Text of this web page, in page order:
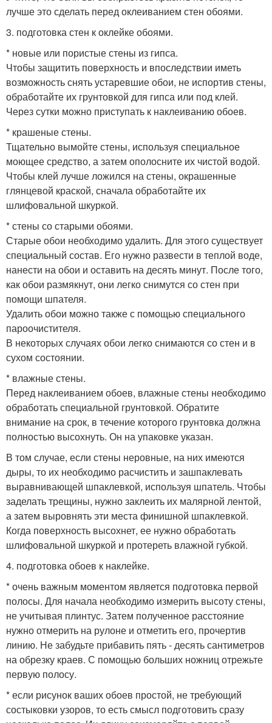
лучше это сделать перед оклеиванием стен обоями.
3. подготовка стен к оклейке обоями.
* новые или пористые стены из гипса.
Чтобы защитить поверхность и впоследствии иметь
возможность снять устаревшие обои, не испортив стены,
обработайте их грунтовкой для гипса или под клей.
Через сутки можно приступать к наклеиванию обоев.
* крашеные стены.
Тщательно вымойте стены, используя специальное
моющее средство, а затем ополосните их чистой водой.
Чтобы клей лучше ложился на стены, окрашенные
глянцевой краской, сначала обработайте их
шлифовальной шкуркой.
* стены со старыми обоями.
Старые обои необходимо удалить. Для этого существует
специальный состав. Его нужно развести в теплой воде,
нанести на обои и оставить на десять минут. После того,
как обои размякнут, они легко снимутся со стен при
помощи шпателя.
Удалить обои можно также с помощью специального
пароочистителя.
В некоторых случаях обои легко снимаются со стен и в
сухом состоянии.
* влажные стены.
Перед наклеиванием обоев, влажные стены необходимо
обработать специальной грунтовкой. Обратите
внимание на срок, в течение которого грунтовка должна
полностью высохнуть. Он на упаковке указан.
В том случае, если стены неровные, на них имеются
дыры, то их необходимо расчистить и зашпаклевать
выравнивающей шпаклевкой, используя шпатель. Чтобы
заделать трещины, нужно заклеить их малярной лентой,
а затем выровнять эти места финишной шпаклевкой.
Когда поверхность высохнет, ее нужно обработать
шлифовальной шкуркой и протереть влажной губкой.
4. подготовка обоев к наклейке.
* очень важным моментом является подготовка первой
полосы. Для начала необходимо измерить высоту стены,
не учитывая плинтус. Затем полученное расстояние
нужно отмерить на рулоне и отметить его, прочертив
линию. Не забудьте прибавить пять - десять сантиметров
на обрезку краев. С помощью больших ножниц отрежьте
первую полосу.
* если рисунок ваших обоев простой, не требующий
состыковки узоров, то есть смысл подготовить сразу